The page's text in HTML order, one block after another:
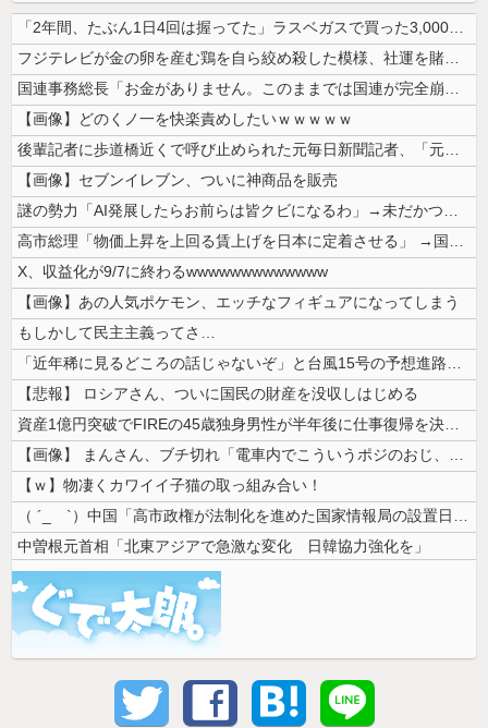
「2年間、たぶん1日4回は握ってた」ラスベガスで買った3,000円のキ...
フジテレビが金の卵を産む鶏を自ら絞め殺した模様、社運を賭けたドル箱コン...
国連事務総長「お金がありません。このままでは国連が完全崩壊します。助け...
【画像】どのくノ一を快楽責めしたいｗｗｗｗｗ
後輩記者に歩道橋近くで呼び止められた元毎日新聞記者、「元毎日と名乗って...
【画像】セブンイレブン、ついに神商品を販売
謎の勢力「AI発展したらお前らは皆クビになるわ」→未だかつてAIのせい...
高市総理「物価上昇を上回る賃上げを日本に定着させる」 →国家公務員月給...
X、収益化が9/7に終わるwwwwwwwwwwwww
【画像】あの人気ポケモン、エッチなフィギュアになってしまう
もしかして民主主義ってさ…
「近年稀に見るどころの話じゃないぞ」と台風15号の予想進路に困惑する人...
【悲報】 ロシアさん、ついに国民の財産を没収しはじめる
資産1億円突破でFIREの45歳独身男性が半年後に仕事復帰を決意した「...
【画像】 まんさん、ブチ切れ「電車内でこういうポジのおじ、ガチでイラネ...
【ｗ】物凄くカワイイ子猫の取っ組み合い！
（ ´_ゝ`）中国「高市政権が法制化を進めた国家情報局の設置日が7月3...
中曽根元首相「北東アジアで急激な変化 日韓協力強化を」